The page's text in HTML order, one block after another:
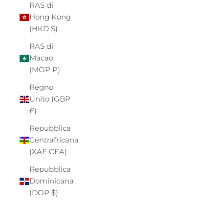
RAS di
Hong Kong
(HKD $)
RAS di
Macao
(MOP P)
Regno
Unito (GBP
£)
Repubblica
Centrafricana
(XAF CFA)
Repubblica
Dominicana
(DOP $)